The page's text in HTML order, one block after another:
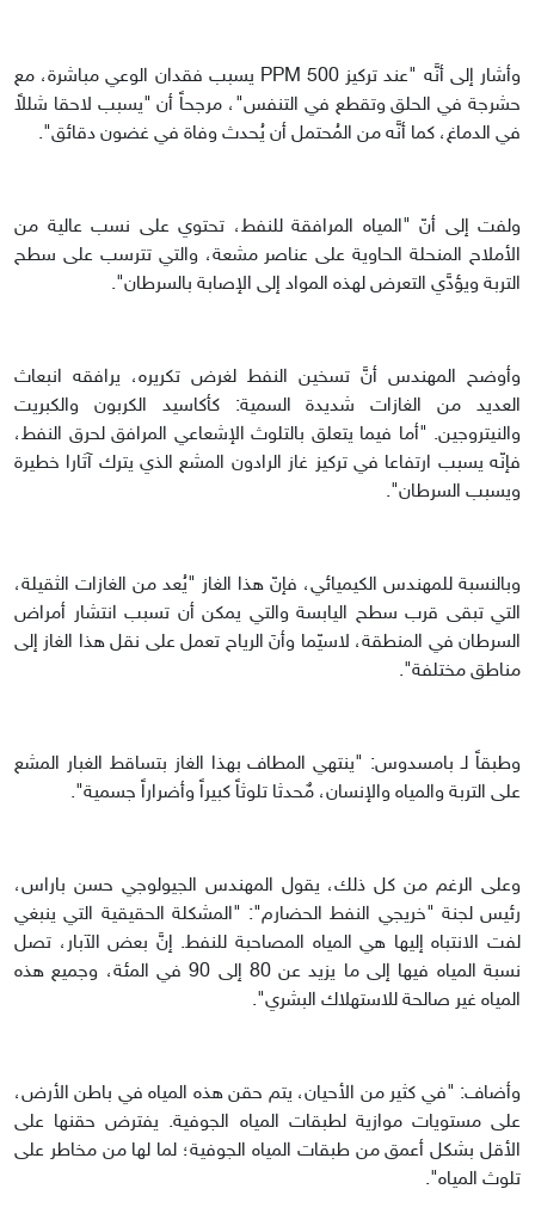
وأشار إلى أنَّه "عند تركيز 500 PPM يسبب فقدان الوعي مباشرة، مع
حشرجة في الحلق وتقطع في التنفس"، مرجحاً أن "يسبب لاحقا شللاً
في الدماغ، كما أنَّه من المُحتمل أن يُحدث وفاة في غضون دقائق".
ولفت إلى أنّ "المياه المرافقة للنفط، تحتوي على نسب عالية من
الأملاح المنحلة الحاوية على عناصر مشعة، والتي تترسب على سطح
التربة ويؤدَّي التعرض لهذه المواد إلى الإصابة بالسرطان".
وأوضح المهندس أنَّ تسخين النفط لغرض تكريره، يرافقه انبعاث
العديد من الغازات شديدة السمية: كأكاسيد الكربون والكبريت
والنيتروجين. "أما فيما يتعلق بالتلوث الإشعاعي المرافق لحرق النفط،
فإنّه يسبب ارتفاعا في تركيز غاز الرادون المشع الذي يترك آثارا خطيرة
ويسبب السرطان".
وبالنسبة للمهندس الكيميائي، فإنّ هذا الغاز "يُعد من الغازات الثقيلة،
التي تبقى قرب سطح اليابسة والتي يمكن أن تسبب انتشار أمراض
السرطان في المنطقة، لاسيّما وأنَ الرياح تعمل على نقل هذا الغاز إلى
مناطق مختلفة".
وطبقاً لـ بامسدوس: "ينتهي المطاف بهذا الغاز بتساقط الغبار المشع
على التربة والمياه والإنسان، مٌحدثا تلوثاً كبيراً وأضراراً جسمية".
وعلى الرغم من كل ذلك، يقول المهندس الجيولوجي حسن باراس،
رئيس لجنة "خريجي النفط الحضارم": "المشكلة الحقيقية التي ينبغي
لفت الانتباه إليها هي المياه المصاحبة للنفط. إنَّ بعض الآبار، تصل
نسبة المياه فيها إلى ما يزيد عن 80 إلى 90 في المئة، وجميع هذه
المياه غير صالحة للاستهلاك البشري".
وأضاف: "في كثير من الأحيان، يتم حقن هذه المياه في باطن الأرض،
على مستويات موازية لطبقات المياه الجوفية. يفترض حقنها على
الأقل بشكل أعمق من طبقات المياه الجوفية؛ لما لها من مخاطر على
تلوث المياه".